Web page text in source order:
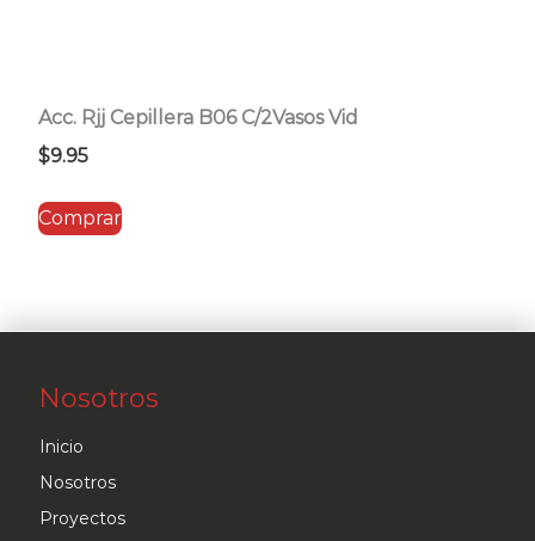
Acc. Rjj Cepillera B06 C/2Vasos Vid
$9.95
Comprar
Nosotros
Inicio
Nosotros
Proyectos